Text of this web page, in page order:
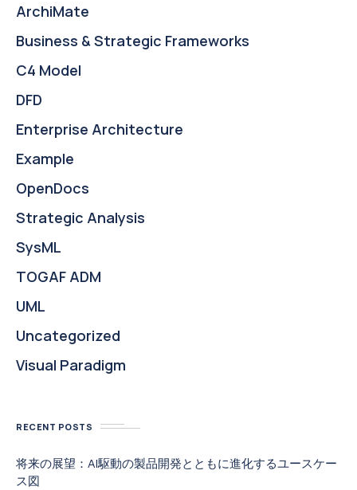
ArchiMate
Business & Strategic Frameworks
C4 Model
DFD
Enterprise Architecture
Example
OpenDocs
Strategic Analysis
SysML
TOGAF ADM
UML
Uncategorized
Visual Paradigm
RECENT POSTS
将来の展望：AI駆動の製品開発とともに進化するユースケー
ス図